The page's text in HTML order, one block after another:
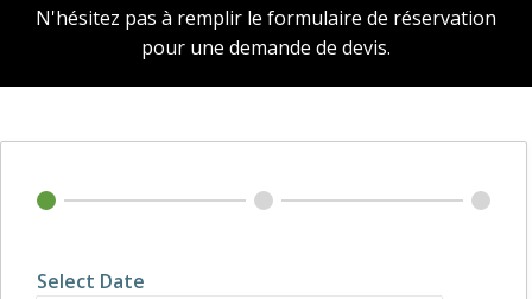
N'hésitez pas à remplir le formulaire de réservation
pour une demande de devis.
Select Date